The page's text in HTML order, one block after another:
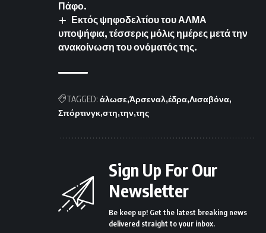
Πάφο.
Εκτός ψηφοδελτίου του ΑΛΜΑ
υποψήφια, τέσσερις μόλις ημέρες μετά την
ανακοίνωση του ονόματός της.
TAGGED: άλωσε Άρσεναλ έδρα Λισαβόνα
Σπόρτινγκ στη την της
Sign Up For Our
Newsletter
Be keep up! Get the latest breaking news
delivered straight to your inbox.